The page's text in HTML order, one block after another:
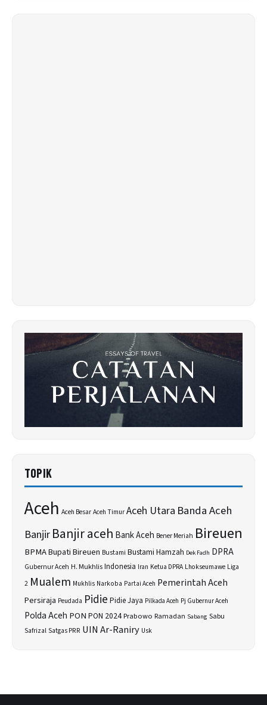
TOPIK
Aceh Aceh BesarAceh TimurAceh Utara Banda Aceh
BanjirBanjir aceh Bank Aceh Bener Meriah Bireuen
BPMABupati Bireuen Bustami Bustami Hamzah Dek Fadh DPRA
Gubernur Aceh H. MukhlisIndonesia Iran Ketua DPRA Lhokseumawe Liga
2 Mualem Mukhlis Narkoba Partai Aceh Pemerintah Aceh
Persiraja Peudada Pidie Pidie Jaya Pilkada Aceh Pj Gubernur Aceh
Polda Aceh PON PON 2024Prabowo Ramadan Sabang Sabu
Safrizal Satgas PRR UIN Ar-Raniry Usk